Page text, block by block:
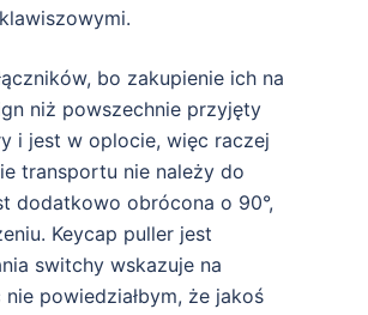
bo zakupienie ich na
niż powszechnie przyjęty
i jest w oplocie, więc raczej
transportu nie należy do
dodatkowo obrócona o 90°,
Keycap puller jest
switchy wskazuje na
powiedziałbym, że jakoś